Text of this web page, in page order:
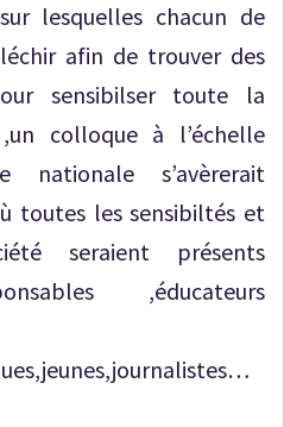
lesquelles chacun de
afin de trouver des
sensibilser toute la
colloque à l’échelle
nationale s’avèrerait
toutes les sensibiltés et
seraient présents
,éducateurs